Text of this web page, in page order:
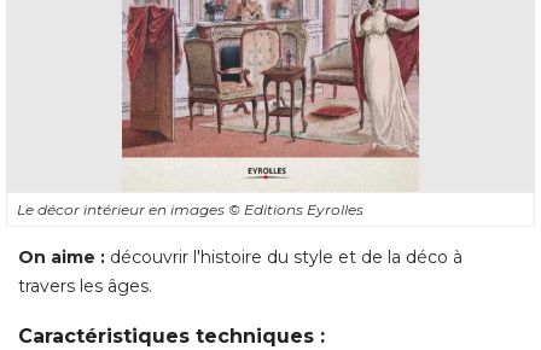
Le décor intérieur en images © Editions Eyrolles
On aime : découvrir l'histoire du style et de la déco à
travers les âges.
Caractéristiques techniques :